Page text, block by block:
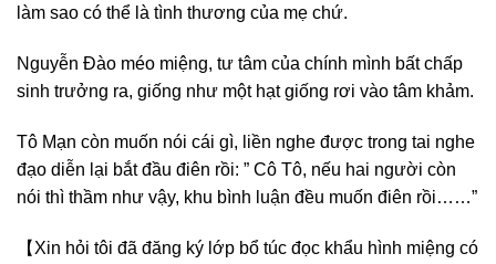
làm sao có thể là tình thương của mẹ chứ.
Nguyễn Đào méo miệng, tư tâm của chính mình bất chấp
sinh trưởng ra, giống như một hạt giống rơi vào tâm khảm.
Tô Mạn còn muốn nói cái gì, liền nghe được trong tai nghe
đạo diễn lại bắt đầu điên rồi: ” Cô Tô, nếu hai người còn
nói thì thầm như vậy, khu bình luận đều muốn điên rồi……”
【Xin hỏi tôi đã đăng ký lớp bổ túc đọc khẩu hình miệng có